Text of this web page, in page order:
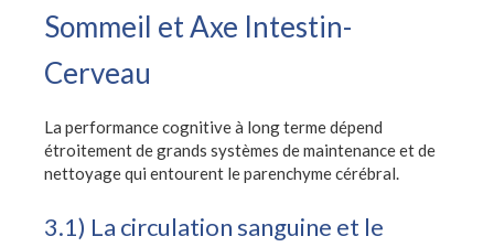
Sommeil et Axe Intestin-
Cerveau
La performance cognitive à long terme dépend
étroitement de grands systèmes de maintenance et de
nettoyage qui entourent le parenchyme cérébral.
3.1) La circulation sanguine et le